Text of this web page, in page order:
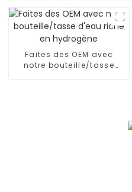
inclinaison multi-
positions
Faites des OEM avec
notre bouteille/tasse